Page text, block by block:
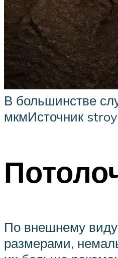
В большинстве
мкмИсточник
По внешнему
размерами,